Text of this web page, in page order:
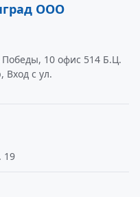
ООО
10 офис 514 Б.Ц.
Вход с ул.
19